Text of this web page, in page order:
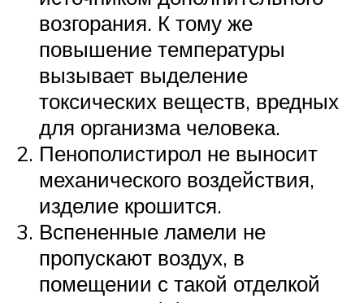
возгорания. К тому же
повышение температуры
вызывает выделение
токсических веществ, вредных
для организма человека.
Пенополистирол не выносит
механического воздействия,
изделие крошится.
Вспененные ламели не
пропускают воздух, в
помещении с такой отделкой